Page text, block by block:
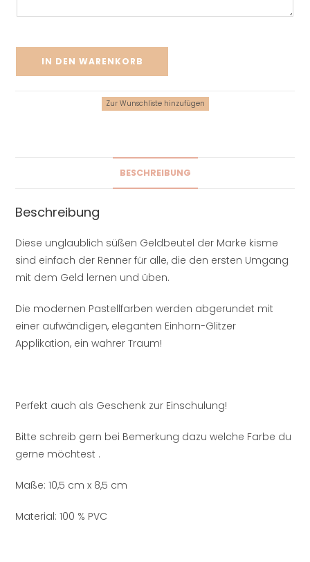
IN DEN WARENKORB
Zur Wunschliste hinzufügen
BESCHREIBUNG
Beschreibung
Diese unglaublich süßen Geldbeutel der Marke kisme
sind einfach der Renner für alle, die den ersten Umgang
mit dem Geld lernen und üben.
Die modernen Pastellfarben werden abgerundet mit
einer aufwändigen, eleganten Einhorn-Glitzer
Applikation, ein wahrer Traum!
Perfekt auch als Geschenk zur Einschulung!
Bitte schreib gern bei Bemerkung dazu welche Farbe du
gerne möchtest .
Maße: 10,5 cm x 8,5 cm
Material: 100 % PVC